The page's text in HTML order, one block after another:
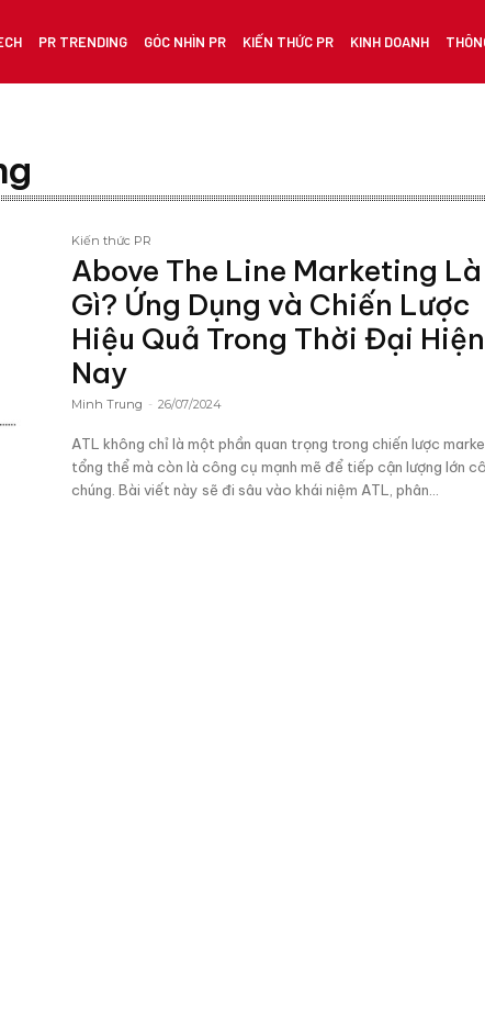
PR TRENDING GÓC NHÌN PR KIẾN THỨC PR KINH DOANH
Kiến thức PR
Above The Line Marketing Là
Gì? Ứng Dụng và Chiến Lược
Hiệu Quả Trong Thời Đại Hiện
Nay
Minh Trung - 26/07/2024
ATL không chỉ là một phần quan trọng trong chiến lược
tổng thể mà còn là công cụ mạnh mẽ để tiếp cận lượng lớn
chúng. Bài viết này sẽ đi sâu vào khái niệm ATL, phân...